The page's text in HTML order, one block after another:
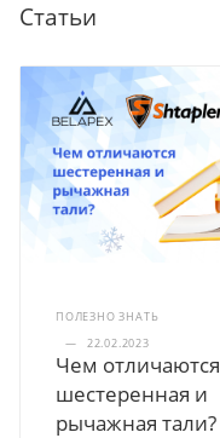
Статьи
ПОЛЕЗНО ЗНАТЬ
—
22.02.2023
Чем отличаются
шестеренная и
рычажная тали?